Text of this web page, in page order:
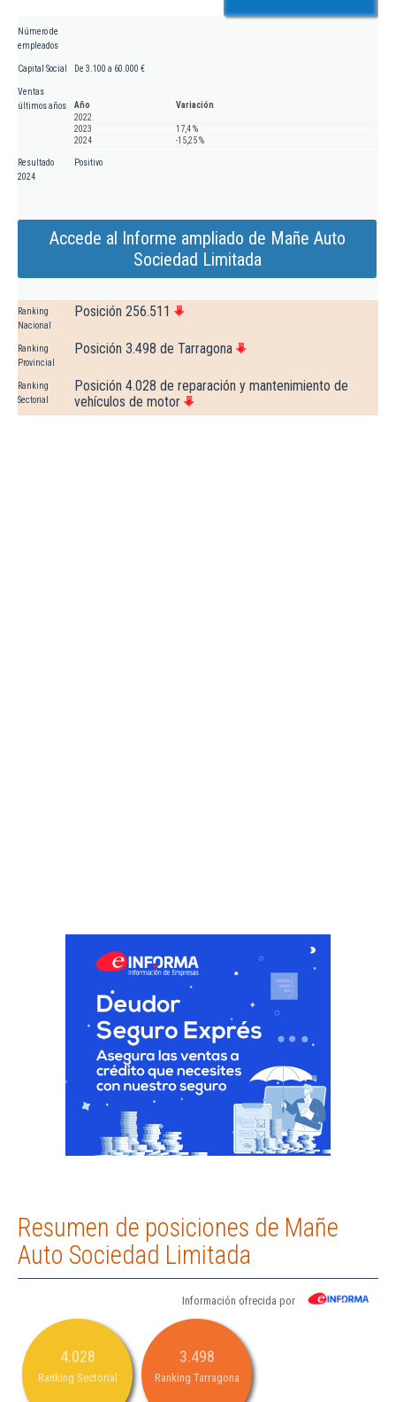
Número de
empleados
Capital Social De 3.100 a 60.000 €
Ventas
últimos años
Año
Variación
2022
2023
17,4 %
2024
-15,25 %
Resultado
2024
Positivo
Accede al Informe ampliado de Mañe Auto
Sociedad Limitada
Ranking
Nacional
Posición 256.511
Ranking
Provincial
Posición 3.498 de Tarragona
Ranking
Sectorial
Posición 4.028 de reparación y mantenimiento de
vehículos de motor
Resumen de posiciones de Mañe
Auto Sociedad Limitada
Información ofrecida por
4.028
Ranking Sectorial
3.498
Ranking Tarragona